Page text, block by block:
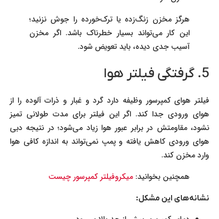
هرگز مخزن زنگ‌زده یا ترک‌خورده را جوش نزنید؛
این کار می‌تواند بسیار خطرناک باشد. اگر مخزن
آسیب جدی دیده، باید تعویض شود.
5. گرفتگی فیلتر هوا
فیلتر هوای کمپرسور وظیفه دارد گرد و غبار و ذرات آلوده را از
هوای ورودی جدا کند. اگر این فیلتر برای مدت طولانی تمیز
نشود، مقاومتش در برابر عبور هوا زیاد می‌شود؛ در نتیجه دبی
هوای ورودی کاهش یافته و پمپ نمی‌تواند به اندازه کافی هوا
وارد مخزن کند.
همچنین بخوانید: میکروفیلتر کمپرسور چیست
نشانه‌های این مشکل: